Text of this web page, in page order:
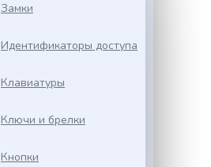
Замки
Идентификаторы доступа
Клавиатуры
Ключи и брелки
Кнопки